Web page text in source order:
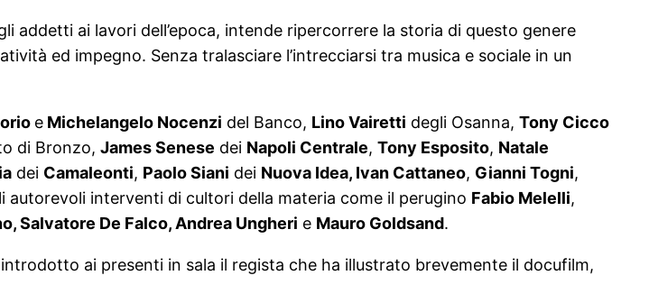
ai lavori dell’epoca, intende ripercorrere la storia di questo genere
ed impegno. Senza tralasciare l’intrecciarsi tra musica e sociale in un
e Michelangelo Nocenzi del Banco, Lino Vairetti degli Osanna, Tony Cicco
di Bronzo, James Senese dei Napoli Centrale, Tony Esposito, Natale
dei Camaleonti, Paolo Siani dei Nuova Idea, Ivan Cattaneo, Gianni Togni,
autorevoli interventi di cultori della materia come il perugino Fabio Melelli,
Salvatore De Falco, Andrea Ungheri e Mauro Goldsand.
ai presenti in sala il regista che ha illustrato brevemente il docufilm,